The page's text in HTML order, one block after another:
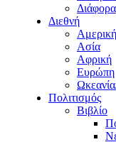
Διάφορα
Διεθνή
Αμερική
Ασία
Αφρική
Ευρώπη
Πολιτισμός
Βιβλίο